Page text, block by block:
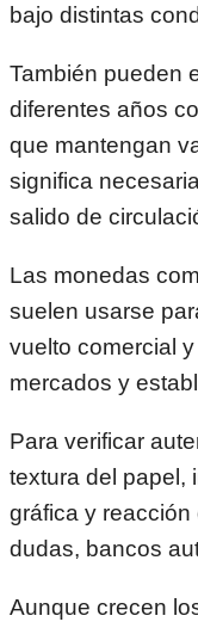
bajo distintas
También pueden
diferentes años
que mantengan
significa
salido de
Las monedas
suelen usarse
vuelto comercial
mercados y
Para verificar
textura del papel,
gráfica y
dudas, bancos
Aunque crecen